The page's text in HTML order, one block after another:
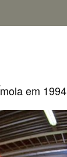
em 1994